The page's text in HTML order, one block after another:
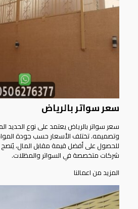
سعر سواتر بالرياض
سعر سواتر بالرياض يعتمد على نوع الحديد
وتصميمه. تختلف الأسعار حسب جودة
للحصول على أفضل قيمة مقابل المال،
شركات متخصصة في السواتر والمظلات.
المزيد من اعمالنا